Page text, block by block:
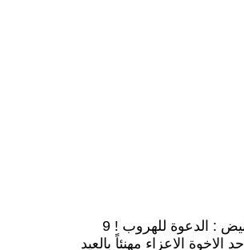
: الدعوة للهروب ! 9
الاعزاء مهنئاً بالعيد